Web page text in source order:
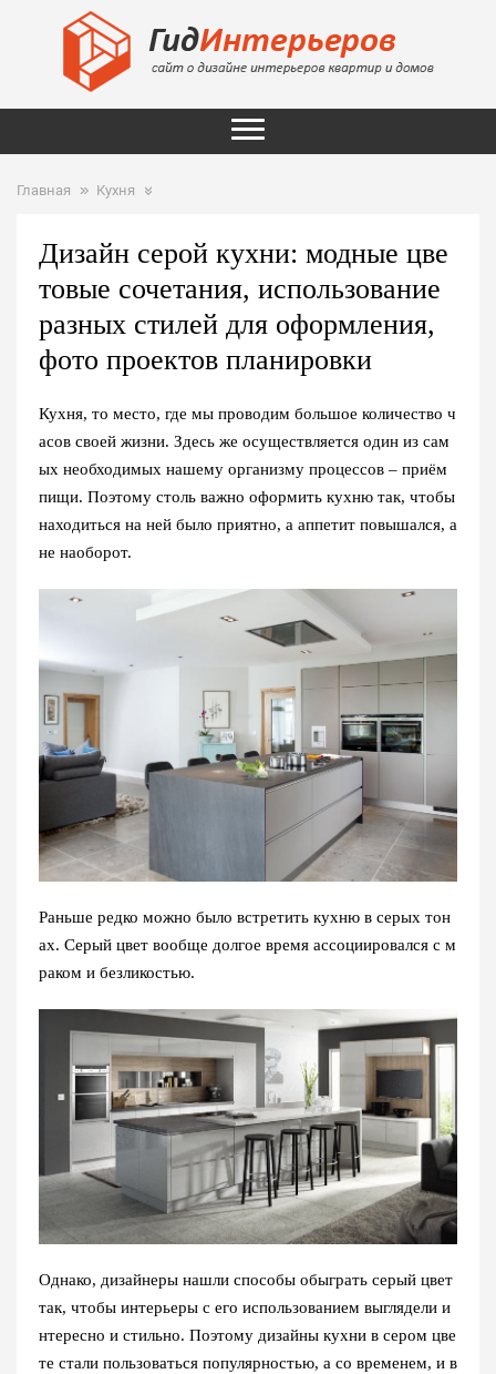
Главная Кухня
Дизайн серой кухни: модные цве
товые сочетания, использование
разных стилей для оформления,
фото проектов планировки
Кухня, то место, где мы проводим большое количество ч
асов своей жизни. Здесь же осуществляется один из сам
ых необходимых нашему организму процессов – приём
пищи. Поэтому столь важно оформить кухню так, чтобы
находиться на ней было приятно, а аппетит повышался, а
не наоборот.
Раньше редко можно было встретить кухню в серых тон
ах. Серый цвет вообще долгое время ассоциировался с м
раком и безликостью.
Однако, дизайнеры нашли способы обыграть серый цвет
так, чтобы интерьеры с его использованием выглядели и
нтересно и стильно. Поэтому дизайны кухни в сером цве
те стали пользоваться популярностью, а со временем, и в